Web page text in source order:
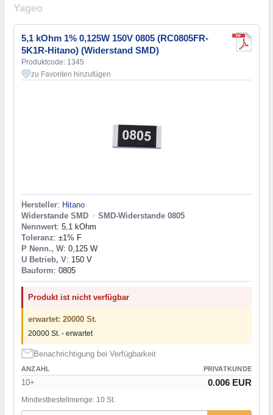
Yageo
5,1 kOhm 1% 0,125W 150V 0805 (RC0805FR-
5K1R-Hitano) (Widerstand SMD)
Produktcode: 1345
zu Favoriten hinzufügen
Hersteller: Hitano
Widerstande SMD > SMD-Widerstande 0805
Nennwert: 5,1 kOhm
Toleranz: ±1% F
P Nenn., W: 0,125 W
U Betrieb, V: 150 V
Bauform: 0805
Produkt ist nicht verfügbar
erwartet: 20000 St.
20000 St. - erwartet
Benachrichtigung bei Verfügbarkeit
ANZAHL PRIVATKUNDE
10+ 0.006 EUR
Mindestbestellmenge: 10 St.